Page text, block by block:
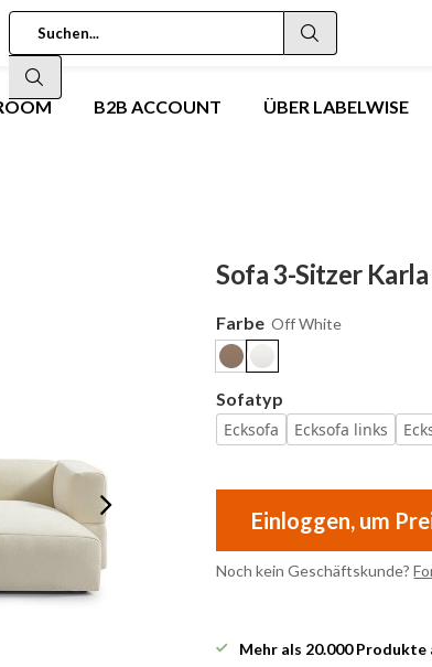
B2B ACCOUNT ÜBER LABELWISE
Sofa 3-Sitzer
Farbe Off White
Sofatyp
Ecksofa
Ecksofa links
Einloggen, um
Noch kein Geschäftskunde?
Mehr als 20.000 Produkte